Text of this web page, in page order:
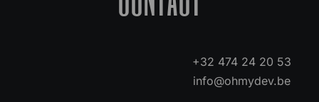
+32 474 24 20 53
info@ohmydev.be